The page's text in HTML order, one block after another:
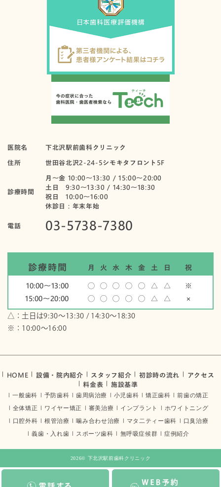
医院名
下北沢駅前歯科クリニック
住所
世田谷北沢2-24-5シモキタフロント5F
診療時間
月〜金 10:00～13:30 / 15:00～20:00
土日 9:30～13:30 / 14:30～18:30
祝日 10:00〜16:00
休診日：年末年始
電話 03-5738-7380
診療時間 月 火 水 木 金 土 日
祝
10:00〜13:00
◯ ◯ ◯ ◯ ◯ △ △
※
15:00〜20:00
◯ ◯ ◯ ◯ ◯ △ △ ×
△：土日は9:30～13:30 / 14:30～18:30
※：10:00〜16:00
HOME 設備・院内紹介 スタッフ紹介 初診時の流れ
アクセス
料金表
施設基準
一般歯科 予防歯科 歯周病治療 小児歯科 矯正歯科
前歯の矯正
全体矯正
ワイヤー矯正 審美治療 インプラント
ホワイトニング
口腔外科
根管治療 噛み合わせ治療 マタ二ティー歯科
口臭治療
義歯・入れ歯
スポーツ歯科 無呼吸症候群 症例紹介
2026© 下北沢駅前歯科クリニック